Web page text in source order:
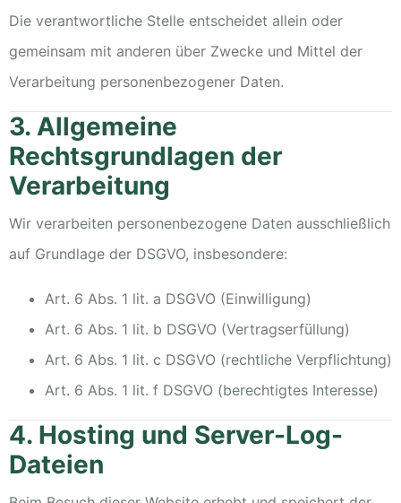
Die verantwortliche Stelle entscheidet allein oder
gemeinsam mit anderen über Zwecke und Mittel der
Verarbeitung personenbezogener Daten.
3. Allgemeine
Rechtsgrundlagen der
Verarbeitung
Wir verarbeiten personenbezogene Daten ausschließlich
auf Grundlage der DSGVO, insbesondere:
Art. 6 Abs. 1 lit. a DSGVO (Einwilligung)
Art. 6 Abs. 1 lit. b DSGVO (Vertragserfüllung)
Art. 6 Abs. 1 lit. c DSGVO (rechtliche Verpflichtung)
Art. 6 Abs. 1 lit. f DSGVO (berechtigtes Interesse)
4. Hosting und Server-Log-
Dateien